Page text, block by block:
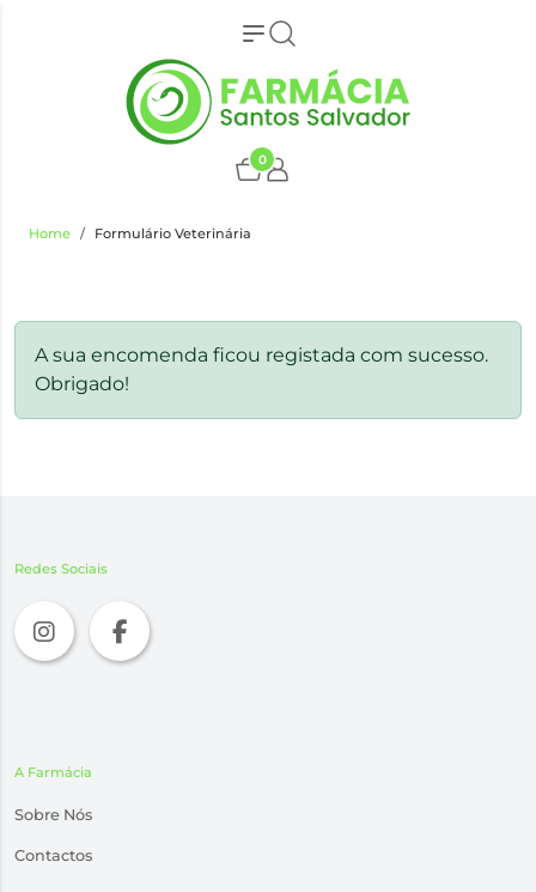
0
Home Formulário Veterinária
A sua encomenda ficou registada com sucesso.
Obrigado!
Redes Sociais
A Farmácia
Sobre Nós
Contactos